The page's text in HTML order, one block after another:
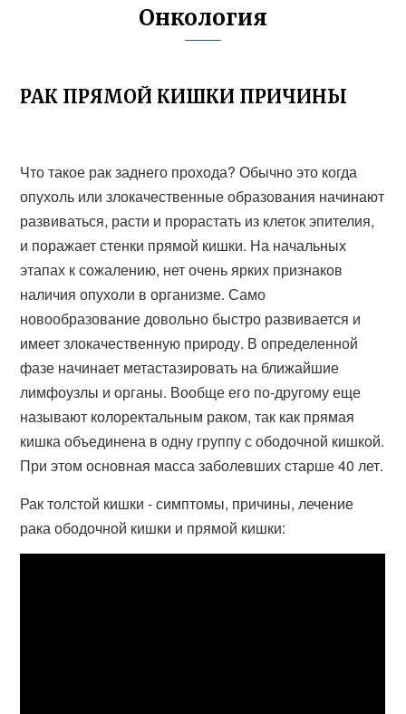
Онкология
РАК ПРЯМОЙ КИШКИ ПРИЧИНЫ
Что такое рак заднего прохода? Обычно это когда
опухоль или злокачественные образования начинают
развиваться, расти и прорастать из клеток эпителия,
и поражает стенки прямой кишки. На начальных
этапах к сожалению, нет очень ярких признаков
наличия опухоли в организме. Само
новообразование довольно быстро развивается и
имеет злокачественную природу. В определенной
фазе начинает метастазировать на ближайшие
лимфоузлы и органы. Вообще его по-другому еще
называют колоректальным раком, так как прямая
кишка объединена в одну группу с ободочной кишкой.
При этом основная масса заболевших старше 40 лет.
Рак толстой кишки - симптомы, причины, лечение
рака ободочной кишки и прямой кишки: